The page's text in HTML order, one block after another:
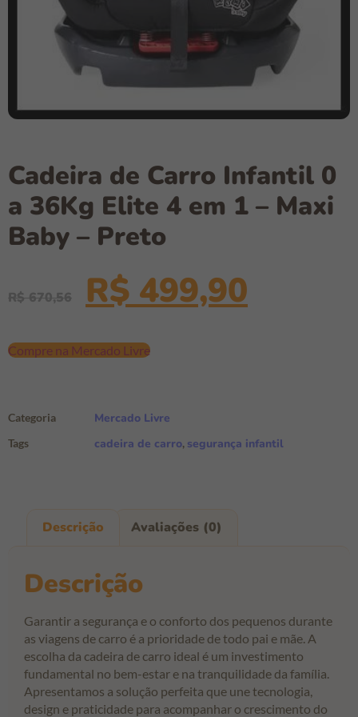
Cadeira de Carro Infantil 0
a 36Kg Elite 4 em 1 – Maxi
Baby – Preto
R$670,56 R$ 499,90
Compre na Mercado Livre
Categoria Mercado Livre
Tags cadeira de carro, segurança infantil
Descrição Avaliações (0)
Descrição
Garantir a segurança e o conforto dos pequenos durante
as viagens de carro é a prioridade de todo pai e mãe. A
escolha da cadeira de carro ideal é um investimento
fundamental no bem-estar e na tranquilidade da família.
Apresentamos a solução perfeita que une tecnologia,
design e praticidade para acompanhar o crescimento do